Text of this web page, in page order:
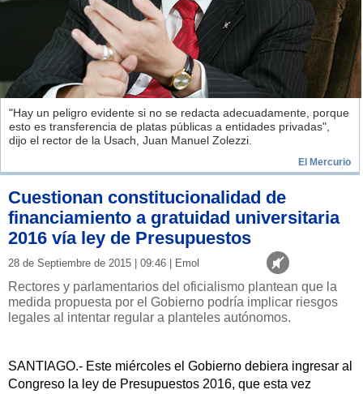
"Hay un peligro evidente si no se redacta adecuadamente, porque
esto es transferencia de platas públicas a entidades privadas",
dijo el rector de la Usach, Juan Manuel Zolezzi.
El Mercurio
Cuestionan constitucionalidad de
financiamiento a gratuidad universitaria
2016 vía ley de Presupuestos
28 de Septiembre de 2015 | 09:46 | Emol
Rectores y parlamentarios del oficialismo plantean que la
medida propuesta por el Gobierno podría implicar riesgos
legales al intentar regular a planteles autónomos.
SANTIAGO.- Este miércoles el Gobierno debiera ingresar al
Congreso la ley de Presupuestos 2016, que esta vez